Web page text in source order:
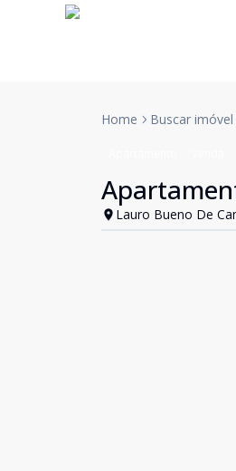
Home Buscar imóvel
Lauro Bueno De